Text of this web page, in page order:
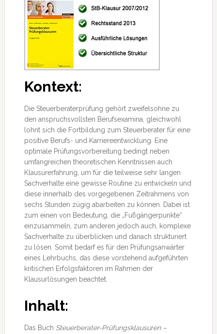
Kontext:
Die Steuerberaterprüfung gehört zweifelsohne zu
den anspruchsvollsten Berufsexamina, gleichwohl
lohnt sich die Fortbildung zum Steuerberater für eine
positive Berufs- und Karriereentwicklung. Eine
optimale Prüfungsvorbereitung bedingt neben
umfangreichen theoretischen Kenntnissen auch
Klausurerfahrung, um für die teilweise sehr langen
Sachverhalte eine gewisse Routine zu entwickeln und
diese innerhalb des vorgegebenen Zeitrahmens von
sechs Stunden zügig abarbeiten zu können. Dabei ist
zum einen von Bedeutung, die „Fußgängerpunkte“
einzusammeln, zum anderen jedoch auch, komplexe
Sachverhalte zu überblicken und danach strukturiert
zu lösen. Somit bedarf es für den Prüfungsanwärter
eines Lehrbuchs, das diese vorstehend aufgeführten
kritischen Erfolgsfaktoren im Rahmen der
Klausurlösungen beachtet.
Inhalt:
Das Buch Steuerberater-Prüfungsklausuren –